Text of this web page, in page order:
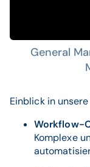
General
Einblick in
Workflow-
Komplexe